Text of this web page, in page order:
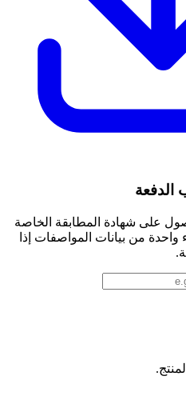
على شهادة المطابقة الخاصة
واحدة من بيانات المواصفات إذا